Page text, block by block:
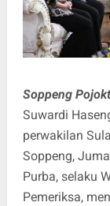
Soppeng
Suwardi
perwakilan
Soppeng,
Purba, selaku
Pemeriksa,